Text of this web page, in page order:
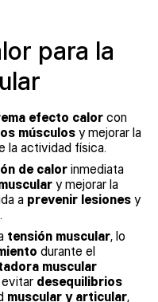
para la
efecto calor con
músculos y mejorar la
la actividad física.
de calor inmediata
y mejorar la
a prevenir lesiones y
.
tensión muscular, lo
durante el
muscular
evitar desequilibrios
muscular y articular,